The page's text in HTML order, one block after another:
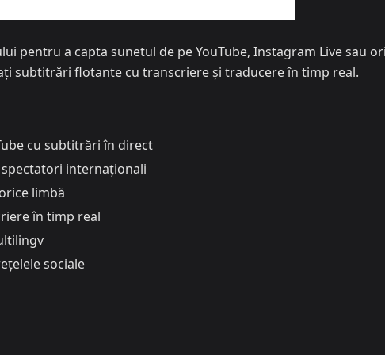
pentru a capta sunetul de pe YouTube, Instagram Live sau
subtitrări flotante cu transcriere și traducere în timp real.
cu subtitrări în direct
internaționali
limbă
în timp real
sociale